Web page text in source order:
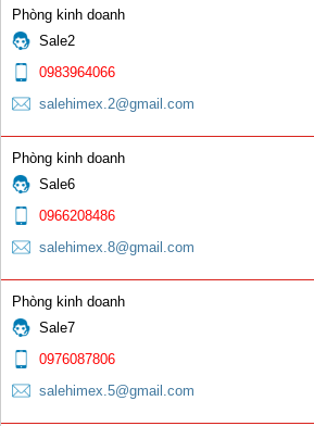
Phòng kinh doanh
Sale2
0983964066
salehimex.2@gmail.com
Phòng kinh doanh
Sale6
0966208486
salehimex.8@gmail.com
Phòng kinh doanh
Sale7
0976087806
salehimex.5@gmail.com